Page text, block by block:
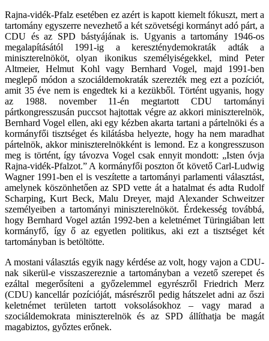
Rajna-vidék-Pfalz esetében ez azért is kapott kiemelt fókuszt, mert a
tartomány egyszerre nevezhető a két szövetségi kormányt adó párt, a
CDU és az SPD bástyájának is. Ugyanis a tartomány 1946-os
megalapításától 1991-ig a kereszténydemokraták adták a
miniszterelnököt, olyan ikonikus személyiségekkel, mind Peter
Altmeier, Helmut Kohl vagy Bernhard Vogel, majd 1991-ben
meglepő módon a szociáldemokraták szerezték meg ezt a pozíciót,
amit 35 éve nem is engedtek ki a kezükből. Történt ugyanis, hogy
az 1988. november 11-én megtartott CDU tartományi
pártkongresszusán puccsot hajtottak végre az akkori miniszterelnök,
Bernhard Vogel ellen, aki egy kézben akarta tartani a pártelnöki és a
kormányfői tisztséget és kilátásba helyezte, hogy ha nem maradhat
pártelnök, akkor miniszterelnökként is lemond. Ez a kongresszuson
meg is történt, így távozva Vogel csak ennyit mondott: „Isten óvja
Rajna-vidék-Pfalzot.” A kormányfői poszton őt követő Carl-Ludwig
Wagner 1991-ben el is veszítette a tartományi parlamenti választást,
amelynek köszönhetően az SPD vette át a hatalmat és adta Rudolf
Scharping, Kurt Beck, Malu Dreyer, majd Alexander Schweitzer
személyeiben a tartományi miniszterelnököt. Érdekesség továbbá,
hogy Bernhard Vogel aztán 1992-ben a keletnémet Türingiában lett
kormányfő, így ő az egyetlen politikus, aki ezt a tisztséget két
tartományban is betöltötte.
A mostani választás egyik nagy kérdése az volt, hogy vajon a CDU-
nak sikerül-e visszaszereznie a tartományban a vezető szerepet és
ezáltal megerősíteni a győzelemmel egyrészről Friedrich Merz
(CDU) kancellár pozícióját, másrészről pedig hátszelet adni az őszi
keletnémet területen tartott voksolásokhoz – vagy marad a
szociáldemokrata miniszterelnök és az SPD állíthatja be magát
magabiztos, győztes erőnek.